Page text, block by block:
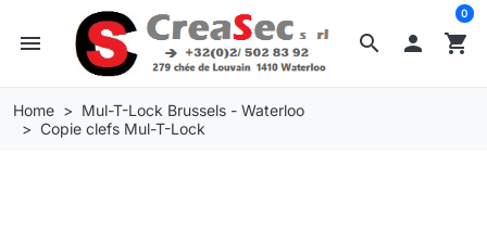
search
menu  shopping_cart
0
Home
Mul-T-Lock Brussels - Waterloo
Copie clefs Mul-T-Lock